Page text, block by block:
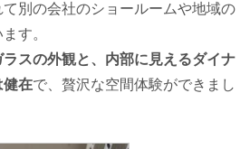
別の会社のショールームや地域の
す。
スの外観と、内部に見えるダイナ
健在で、贅沢な空間体験ができまし